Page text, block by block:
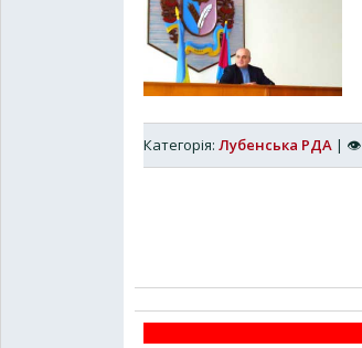
Категорія: Лубенська РДА | 👁